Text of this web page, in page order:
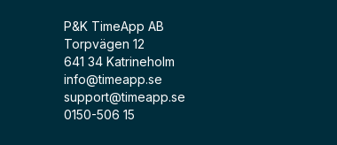
P&K TimeApp AB
Torpvägen 12
641 34 Katrineholm
info@timeapp.se
support@timeapp.se
0150-506 15